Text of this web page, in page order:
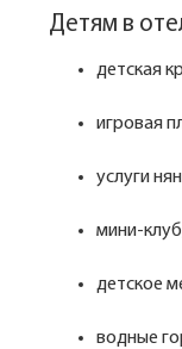
Детям в
детская
игровая
услуги
мини-
детское
водные